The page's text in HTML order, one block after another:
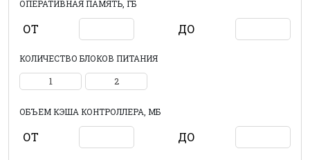
ОПЕРАТИВНАЯ ПАМЯТЬ, ГБ
ОТ ДО
КОЛИЧЕСТВО БЛОКОВ ПИТАНИЯ
1 2
ОБЪЕМ КЭША КОНТРОЛЛЕРА, МБ
ОТ ДО